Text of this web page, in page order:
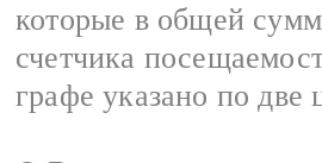
которые в общей
счетчика
графе указано по две